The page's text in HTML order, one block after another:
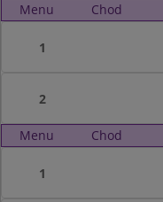
Menu Chod
1
2
Menu Chod
1